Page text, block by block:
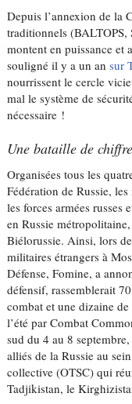
Depuis l’annexion de la
traditionnels
montent en puissance et
souligné il y a un ansur
nourrissent le cercle
mal le système de
nécessaire !
Une bataille de
Organisées tous les
Fédération de Russie,
les forces armées russes
en Russie
Biélorussie. Ainsi, lors
militaires étrangers à
Défense, Fomine, a
défensif, rassemblerait
combat et une dizaine
l’été par Combat
sud du 4 au 8
alliés de la Russie au
collective (OTSC) qui
Tadjikistan, le